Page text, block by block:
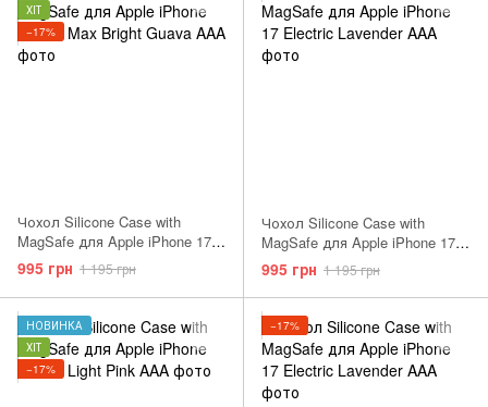
ХІТ
−17%
Чохол Silicone Case with
MagSafe для Apple iPhone 17
Pro Max Orange AAA
995 грн 1 195 грн
Чохол Silicone Case with
MagSafe для Apple iPhone 17
Light Moss AAA
995 грн 1 195 грн
НОВИНКА
ХІТ
−17%
−17%